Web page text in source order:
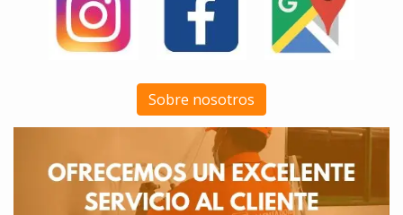
Sobre nosotros